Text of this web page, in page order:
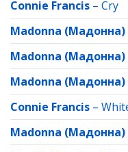
Connie Francis – Cry
Madonna (Мадонна)
Madonna (Мадонна)
Madonna (Мадонна)
Connie Francis –
Madonna (Мадонна)